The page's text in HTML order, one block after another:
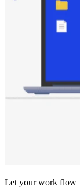
Let your work flow